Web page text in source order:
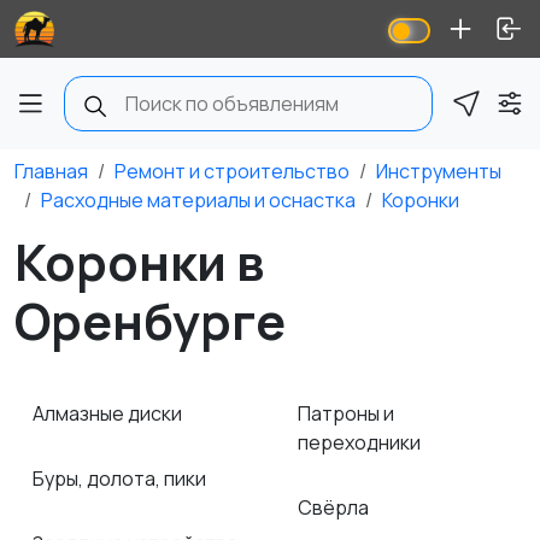
Главная Ремонт и строительство
Инструменты
Расходные материалы и оснастка
Коронки
Коронки в
Оренбурге
Алмазные диски
Буры, долота, пики
Патроны и
переходники
Свёрла